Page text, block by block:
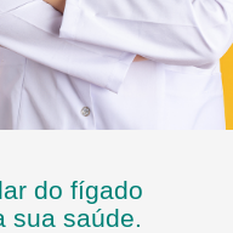
do fígado
sua saúde.